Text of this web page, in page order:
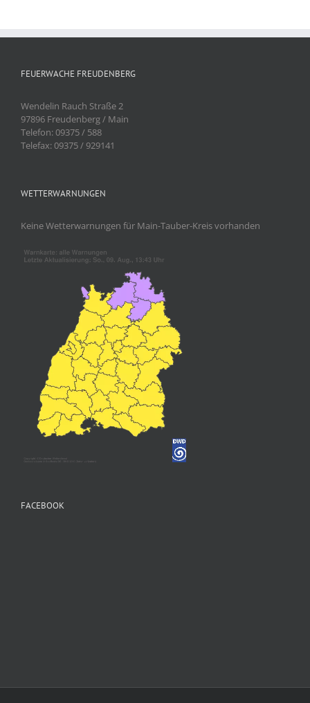
FEUERWACHE FREUDENBERG
Wendelin Rauch Straße 2
97896 Freudenberg / Main
Telefon: 09375 / 588
Telefax: 09375 / 929141
WETTERWARNUNGEN
Keine Wetterwarnungen für Main-Tauber-Kreis vorhanden
FACEBOOK